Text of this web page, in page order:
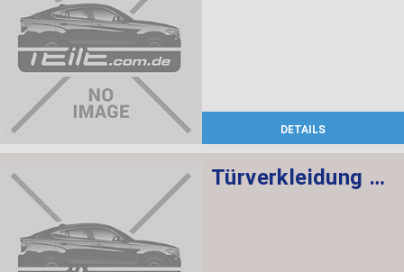
DETAILS
Türverkleidung Leder hinten links SCHWARZ/ROT